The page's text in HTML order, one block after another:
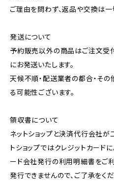
ご理由を問わず、返品や交換は一
発送について
予約販売以外の商品はご注文受
にお発送いたします。
天候不順・配送業者の都合・その
る可能性ございます。
領収書について
ネットショップと決済代行会社が
トショップではクレジットカード
ード会社発行の利用明細書をご
発行できませんので、ご了承をくだ